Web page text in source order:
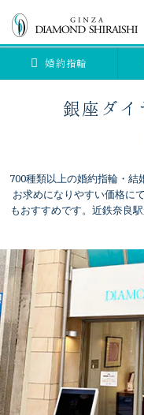
婚約指輪
ブライダルリング
結婚指輪
セットリング
エタニティリング
クローズアップ
ブライダルアイテム
ティアラ
アニバーサリージュエリ
ベビージュエリー
ラブレタージュエリー
アニバーサリージュ
セットリングコレクショ
商品クオリティ
銀座ダイ
700種類以上の婚約指輪・結
お求めになりやすい価格に
もおすすめです。近鉄奈良